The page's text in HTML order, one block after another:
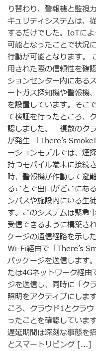
り替わり、警報機と監視
キュリティシステムは、
するだけでした。IoTに
可能となったことで状況
行動が可能となります。
用された際の信頼性を確
ションセンター内にある
ートガス探知機や警報機
を設置しています。そこ
て検証を行ったところ、
認しました。 複数のク
が発生 「There’s
ーションモデルでは、煙
持つモバイル端末に接続
時、警報機が作動して避
ることで出口がどこにあ
ンパスや施設内にいる生
す。このシステムは緊急
受信できるように構築さ
ケージの通信経路を示し
Wi-Fi経由で「There’s
パッケージを送信します
たは4Gネットワーク経
ジを送信し、同時に「ク
照明をアクティブにしま
ころ、クラウド1とクラ
ったことを確認していま
遅延期間は深刻な事態
とスマートリビング [...]